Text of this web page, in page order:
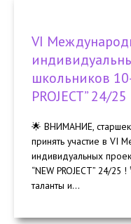
VI
школьников
PROJECT” 24/25
🌟 ВНИМАНИЕ,
принять участие в VI
индивидуальных
“NEW PROJECT” 24/
таланты и...